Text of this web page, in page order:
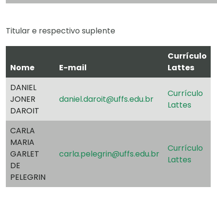
Titular e respectivo suplente
Nome E-mail
Currículo
Lattes
DANIEL
JONER
DAROIT
daniel.daroit@uffs.edu.br
Currículo
Lattes
CARLA
MARIA
GARLET
DE
PELEGRIN
carla.pelegrin@uffs.edu.br
Currículo
Lattes